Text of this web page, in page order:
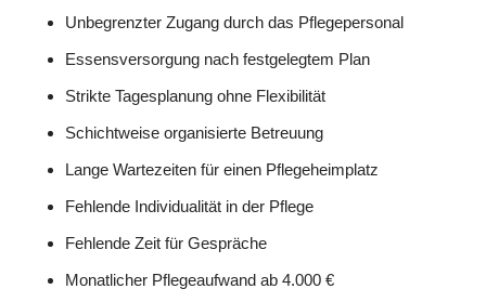
Unbegrenzter Zugang durch das Pflegepersonal
Essensversorgung nach festgelegtem Plan
Strikte Tagesplanung ohne Flexibilität
Schichtweise organisierte Betreuung
Lange Wartezeiten für einen Pflegeheimplatz
Fehlende Individualität in der Pflege
Fehlende Zeit für Gespräche
Monatlicher Pflegeaufwand ab 4.000 €